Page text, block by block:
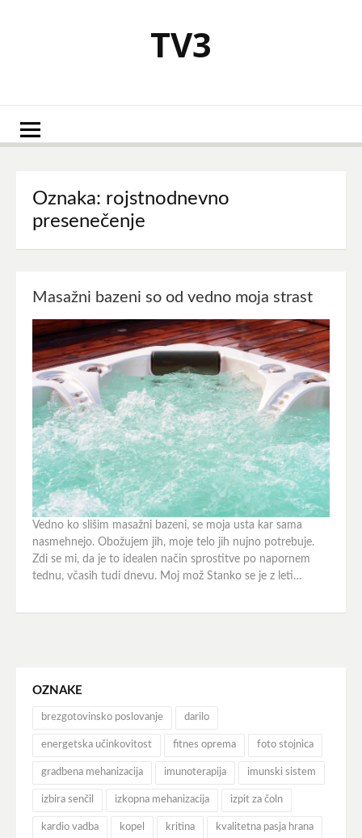
TV3
Oznaka: rojstnodnevno
presenečenje
Masažni bazeni so od vedno moja strast
Vedno ko slišim masažni bazeni, se moja usta kar sama
nasmehnejo. Obožujem jih, moje telo jih nujno potrebuje.
Zdi se mi, da je to idealen način sprostitve po napornem
tednu, včasih tudi dnevu. Moj mož Stanko se je z leti…
OZNAKE
brezgotovinsko poslovanje darilo
energetska učinkovitost fitnes oprema foto stojnica
gradbena mehanizacija imunoterapija imunski sistem
izbira senčil izkopna mehanizacija izpit za čoln
kardio vadba kopel kritina kvalitetna pasja hrana